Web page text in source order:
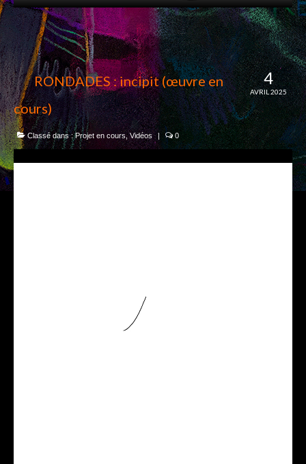
4
AVRIL 2025
RONDADES : incipit (œuvre en
cours)
Classé dans :Projet en cours,Vidéos | 0